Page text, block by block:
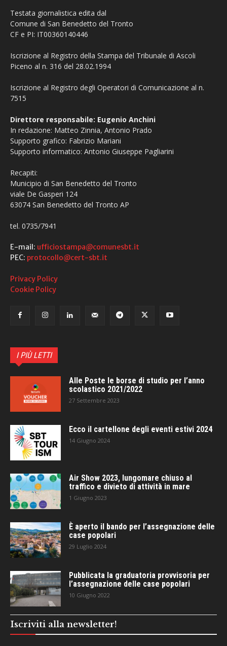
Testata giornalistica edita dal
Comune di San Benedetto del Tronto
CF e PI: IT00360140446
Iscrizione al Registro della Stampa del Tribunale di Ascoli
Piceno al n. 316 del 28.02.1994
Iscrizione al Registro degli Operatori di Comunicazione al n.
7515
Direttore responsabile: Eugenio Anchini
In redazione: Matteo Zinnia, Antonio Prado
Supporto grafico: Fabrizio Mariani
Supporto informatico: Antonio Giuseppe Pagliarini
Recapiti:
Municipio di San Benedetto del Tronto
viale De Gasperi 124
63074 San Benedetto del Tronto AP
tel. 0735/7941
E-mail: ufficiostampa@comunesbt.it
PEC: protocollo@cert-sbt.it
Privacy Policy
Cookie Policy
I PIÙ LETTI
Alle Poste le borse di studio per l’anno
scolastico 2021/2022
27 Settembre 2023
Ecco il cartellone degli eventi estivi 2024
14 Giugno 2024
Air Show 2023, lungomare chiuso al
traffico e divieto di attività in mare
1 Giugno 2023
È aperto il bando per l’assegnazione delle
case popolari
29 Luglio 2024
Pubblicata la graduatoria provvisoria per
l’assegnazione delle case popolari
10 Giugno 2022
Iscriviti alla newsletter!